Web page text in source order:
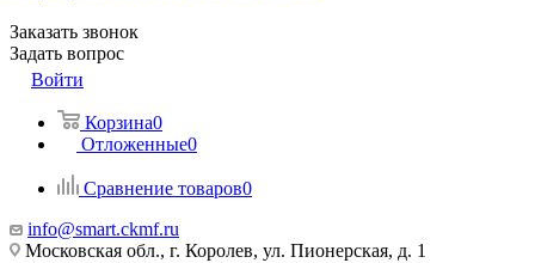
Заказать звонок
Задать вопрос
Войти
Корзина0
Отложенные0
Сравнение товаров0
info@smart.ckmf.ru
Московская обл., г. Королев, ул. Пионерская, д. 1